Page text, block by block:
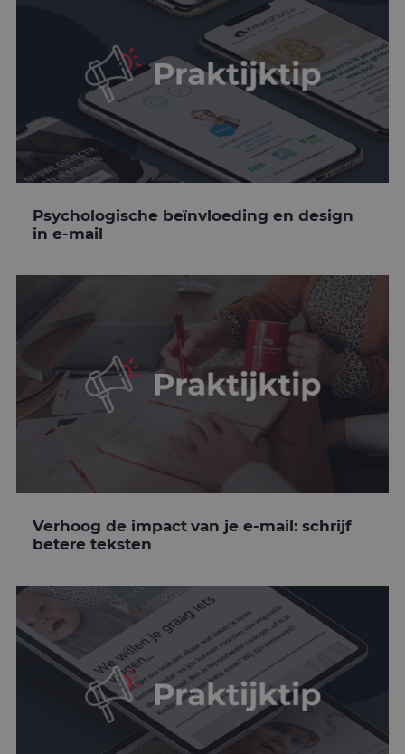
Psychologische beïnvloeding en design
in e-mail
Verhoog de impact van je e-mail: schrijf
betere teksten